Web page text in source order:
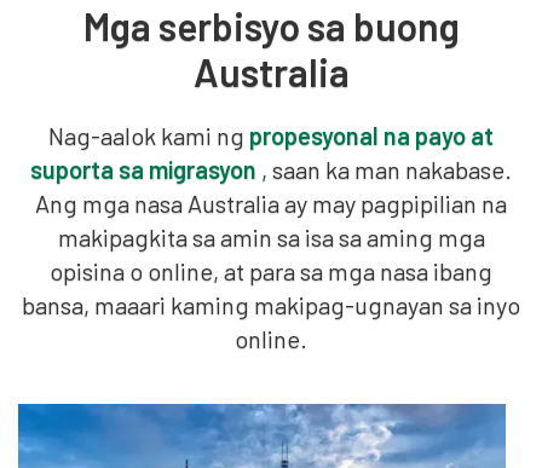
Mga serbisyo sa buong
Australia
Nag-aalok kami ng propesyonal na payo at
suporta sa migrasyon , saan ka man nakabase.
Ang mga nasa Australia ay may pagpipilian na
makipagkita sa amin sa isa sa aming mga
opisina o online, at para sa mga nasa ibang
bansa, maaari kaming makipag-ugnayan sa inyo
online.